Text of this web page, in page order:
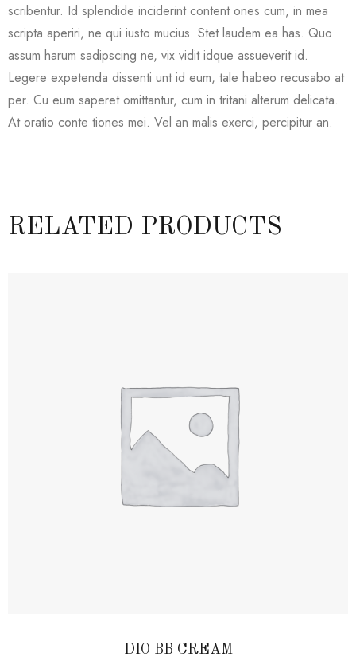
scribentur. Id splendide inciderint content ones cum, in mea
scripta aperiri, ne qui iusto mucius. Stet laudem ea has. Quo
assum harum sadipscing ne, vix vidit idque assueverit id.
Legere expetenda dissenti unt id eum, tale habeo recusabo at
per. Cu eum saperet omittantur, cum in tritani alterum delicata.
At oratio conte tiones mei. Vel an malis exerci, percipitur an.
RELATED PRODUCTS
DIO BB CREAM